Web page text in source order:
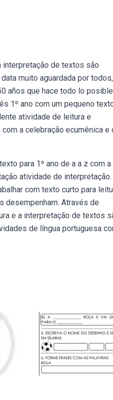
interpretação de textos são
muito aguardada por todos,
años que hace todo lo
1º ano com um pequeno
atividade de leitura e
a celebração ecumênica e
para 1º ano de a a z com a
atividade de interpretação.
com texto curto para
desempenham. Através de
e a interpretação de textos
de língua portuguesa